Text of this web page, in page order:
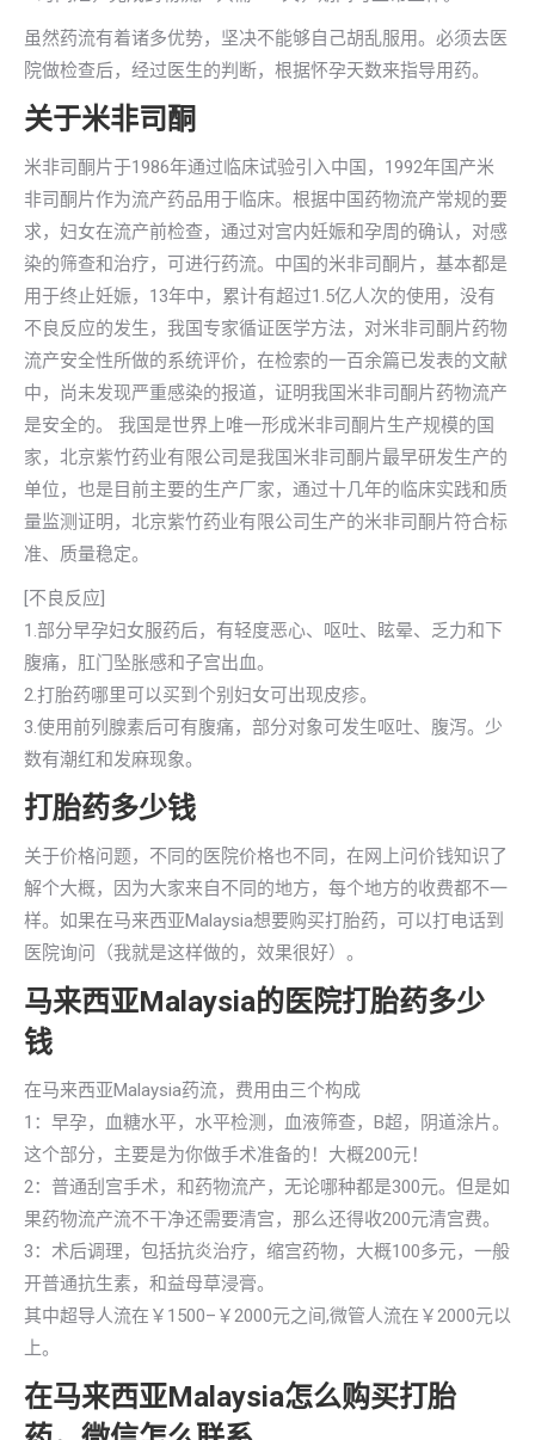
虽然药流有着诸多优势，坚决不能够自己胡乱服用。必须去医
院做检查后，经过医生的判断，根据怀孕天数来指导用药。
关于米非司酮
米非司酮片于1986年通过临床试验引入中国，1992年国产米
非司酮片作为流产药品用于临床。根据中国药物流产常规的要
求，妇女在流产前检查，通过对宫内妊娠和孕周的确认，对感
染的筛查和治疗，可进行药流。中国的米非司酮片，基本都是
用于终止妊娠，13年中，累计有超过1.5亿人次的使用，没有
不良反应的发生，我国专家循证医学方法，对米非司酮片药物
流产安全性所做的系统评价，在检索的一百余篇已发表的文献
中，尚未发现严重感染的报道，证明我国米非司酮片药物流产
是安全的。 我国是世界上唯一形成米非司酮片生产规模的国
家，北京紫竹药业有限公司是我国米非司酮片最早研发生产的
单位，也是目前主要的生产厂家，通过十几年的临床实践和质
量监测证明，北京紫竹药业有限公司生产的米非司酮片符合标
准、质量稳定。
[不良反应]
1.部分早孕妇女服药后，有轻度恶心、呕吐、眩晕、乏力和下
腹痛，肛门坠胀感和子宫出血。
2.打胎药哪里可以买到个别妇女可出现皮疹。
3.使用前列腺素后可有腹痛，部分对象可发生呕吐、腹泻。少
数有潮红和发麻现象。
打胎药多少钱
关于价格问题，不同的医院价格也不同，在网上问价钱知识了
解个大概，因为大家来自不同的地方，每个地方的收费都不一
样。如果在马来西亚Malaysia想要购买打胎药，可以打电话到
医院询问（我就是这样做的，效果很好）。
马来西亚Malaysia的医院打胎药多少
钱
在马来西亚Malaysia药流，费用由三个构成
1：早孕，血糖水平，水平检测，血液筛查，B超，阴道涂片。
这个部分，主要是为你做手术准备的！大概200元！
2：普通刮宫手术，和药物流产，无论哪种都是300元。但是如
果药物流产流不干净还需要清宫，那么还得收200元清宫费。
3：术后调理，包括抗炎治疗，缩宫药物，大概100多元，一般
开普通抗生素，和益母草浸膏。
其中超导人流在￥1500–￥2000元之间,微管人流在￥2000元以
上。
在马来西亚Malaysia怎么购买打胎